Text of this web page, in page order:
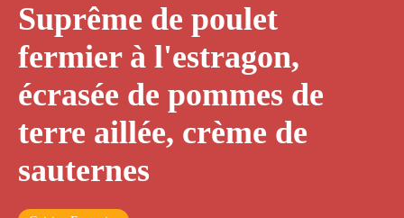
Suprême de poulet
fermier à l'estragon,
écrasée de pommes de
terre aillée, crème de
sauternes